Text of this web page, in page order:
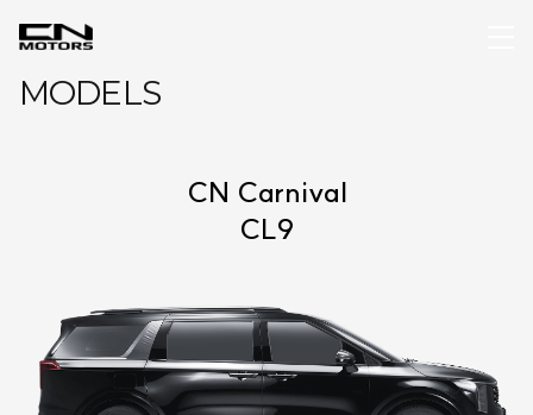
MODELS
CN Carnival
CL9